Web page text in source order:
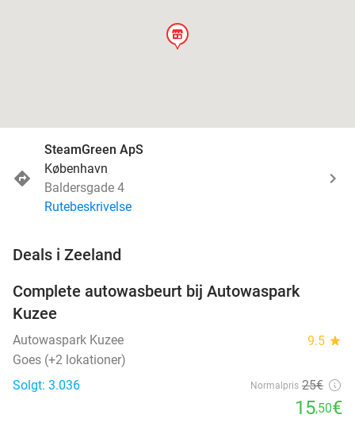
store
SteamGreen ApS
København
Baldersgade 4
Rutebeskrivelse
Deals i Zeeland
Complete autowasbeurt bij Autowaspark
Kuzee
Autowaspark Kuzee 9.5 star
Goes (+2 lokationer)
Solgt: 3.036
Normalpris 25€
15,50€